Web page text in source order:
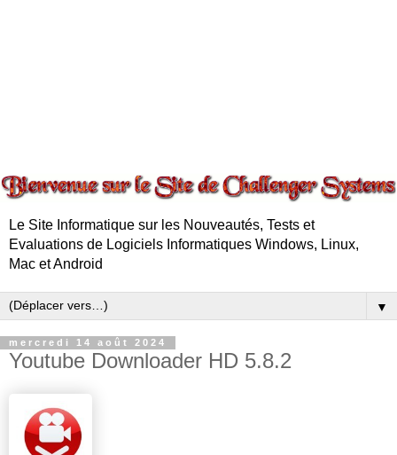
Le Site Informatique sur les Nouveautés, Tests et
Evaluations de Logiciels Informatiques Windows, Linux,
Mac et Android
▼
mercredi 14 août 2024
Youtube Downloader HD 5.8.2